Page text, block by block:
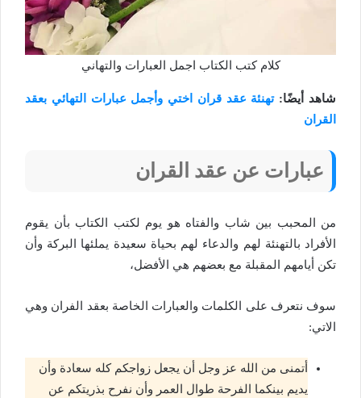
كلام كتب الكتاب اجمل العبارات والتهاني
شاهد أيضًا:تهنئة عقد قران اختي وأجمل عبارات التهائي بعقد
القران
عبارات عن عقد القران
من المحبب بين شاب والفتاه هو يوم لكتب الكتاب بأن يقوم
الأفراد بالتهنئة لهم والدعاء لهم بحياة سعيدة يملئها البركة وأن
تكن أيامهم المقبلة مع بعضهم هي الأفضل،
سوف نتعرف على الكلمات والعبارات الخاصة بعقد الفران وهي
الاتي:
أتمنى من الله عز وجل أن يجعل زواجكم كله سعادة وأن
يديم بينكما الفرحة طوال العمر وأن نفرح بذريتكم عن